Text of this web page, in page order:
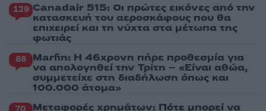
129 Canadair 515: Οι πρώτες εικόνες από την
κατασκευή του αεροσκάφους που θα
επιχειρεί και τη νύχτα στα μέτωπα της
φωτιάς
88 Marfin: Η 46χρονη πήρε προθεσμία για
να απολογηθεί την Τρίτη – «Είναι αθώα,
συμμετείχε στη διαδήλωση όπως και
100.000 άτομα»
Μεταφορές χρημάτων: Πότε μπορεί να